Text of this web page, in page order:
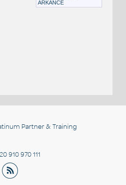
ARKANCE
Partner & Training
910 970 111